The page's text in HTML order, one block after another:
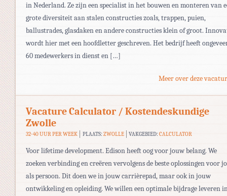
in Nederland. Ze zijn een specialist in het bouwen en monteren van
grote diversiteit aan stalen constructies zoals, trappen, puien,
ballustrades, glasdaken en andere constructies klein of groot.
wordt hier met een hoofdletter geschreven. Het bedrijf heeft
60 medewerkers in dienst en […]
Meer over deze
Vacature Calculator / Kostendeskundige
Zwolle
32-40 UUR PER WEEK PLAATS: ZWOLLE VAKGEBIED:CALCULATOR
Voor lifetime development. Edison heeft oog voor jouw belang. We
zoeken verbinding en creëren vervolgens de beste oplossingen voor
als persoon. Dit doen we in jouw carrièrepad, maar ook in jouw
ontwikkeling en opleiding. We willen een optimale bijdrage leveren